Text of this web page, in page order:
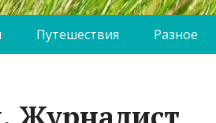
Путешествия Разное